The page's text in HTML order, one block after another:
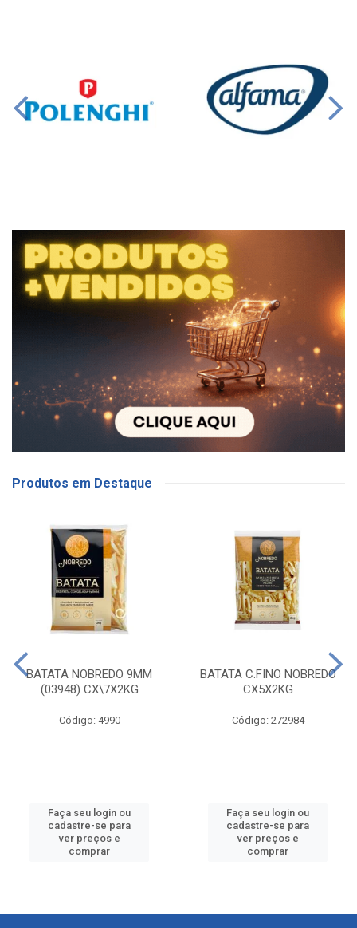
Produtos em Destaque
BATATA NOBREDO 9MM
(03948) CX\7X2KG
Código: 4990
Faça seu login ou
cadastre-se para
ver preços e
comprar
BATATA C.FINO NOBREDO
CX5X2KG
Código: 272984
Faça seu login ou
cadastre-se para
ver preços e
comprar